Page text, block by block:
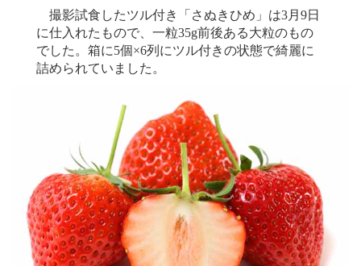
撮影試食したツル付き「さぬきひめ」は3月9日
に仕入れたもので、一粒35g前後ある大粒のもの
でした。箱に5個×6列にツル付きの状態で綺麗に
詰められていました。